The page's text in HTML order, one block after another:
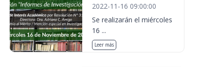
2022-11-16 09:00:00
Se realizarán el miércoles
16 ...
Leer más